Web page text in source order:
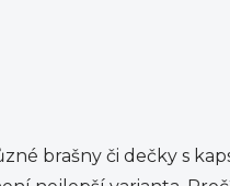
brašny či dečky s